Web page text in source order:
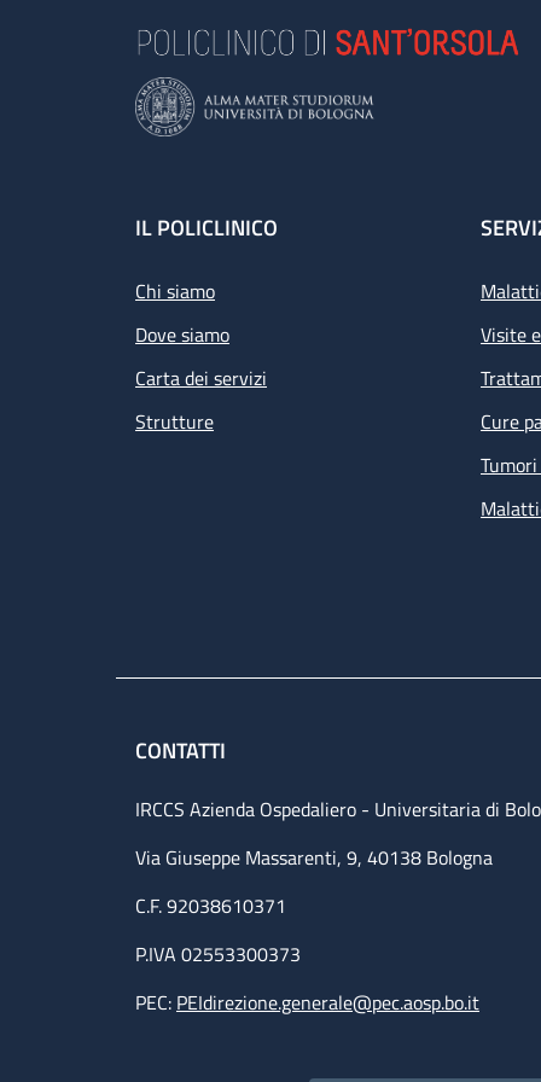
Footer
IL POLICLINICO
Chi siamo
Dove siamo
Carta dei servizi
Strutture
Visite
Cure
CONTATTI
IRCCS Azienda Ospedaliero - Universitaria di
Via Giuseppe Massarenti, 9, 40138 Bologna
C.F. 92038610371
P.IVA 02553300373
PEC: PEIdirezione.generale@pec.aosp.bo.it